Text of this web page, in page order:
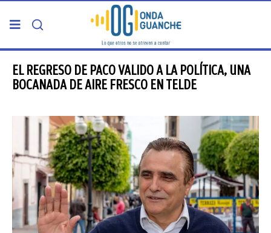
PORTADA
GRAN CANARIA
CANARIAS
5ª COLUMNA
EL REGRESO DE PACO VALIDO A LA POLÍTICA, UNA
BOCANADA DE AIRE FRESCO EN TELDE